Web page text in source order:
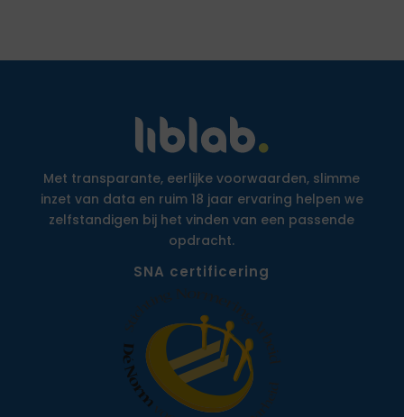
Met transparante, eerlijke voorwaarden, slimme
inzet van data en ruim 18 jaar ervaring helpen we
zelfstandigen bij het vinden van een passende
opdracht.
SNA certificering